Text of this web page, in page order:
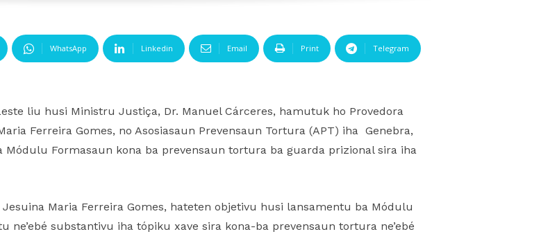
WhatsApp Linkedin Email Print Telegram
liu husi Ministru Justiça, Dr. Manuel Cárceres, hamutuk ho Provedora
Ferreira Gomes, no Asosiasaun Prevensaun Tortura (APT) iha Genebra,
Formasaun kona ba prevensaun tortura ba guarda prizional sira iha
Maria Ferreira Gomes, hateten objetivu husi lansamentu ba Módulu
ne’ebé substantivu iha tópiku xave sira kona-ba prevensaun tortura ne’ebé